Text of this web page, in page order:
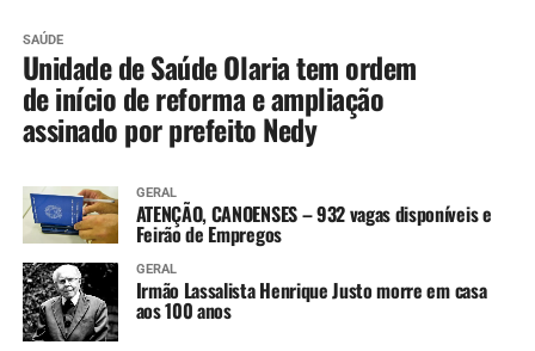
SAÚDE
Unidade de Saúde Olaria tem ordem
de início de reforma e ampliação
assinado por prefeito Nedy
GERAL
ATENÇÃO, CANOENSES – 932 vagas disponíveis e
Feirão de Empregos
GERAL
Irmão Lassalista Henrique Justo morre em casa
aos 100 anos